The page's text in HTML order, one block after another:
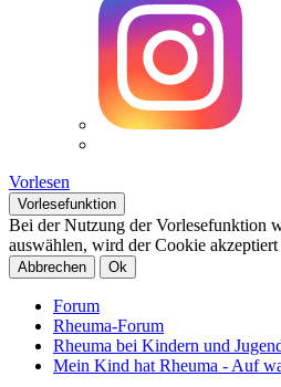
Vorlesen
Vorlesefunktion
Bei der Nutzung der Vorlesefunktion
auswählen, wird der Cookie
Abbrechen Ok
Forum
Rheuma-Forum
Rheuma bei Kindern und
Mein Kind hat Rheuma - Auf